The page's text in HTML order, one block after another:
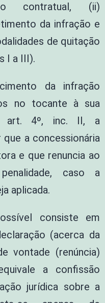
contratual, (ii)
da infração e
de quitação
I a III).
da infração
no tocante à sua
art. 4º, inc. II, a
a concessionária
e que renuncia ao
caso a
aplicada.
consiste em
(acerca da
vontade (renúncia)
a confissão
jurídica sobre a